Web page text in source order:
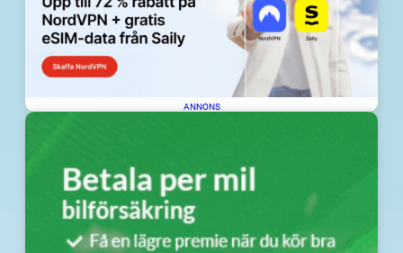
ANNONS